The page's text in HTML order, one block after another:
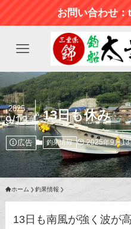
お問い合わせ
13日も休み
2025
9/13
広告 釣果情報 2025年9月13
ホーム 釣果情報
13日も南風が強く波が